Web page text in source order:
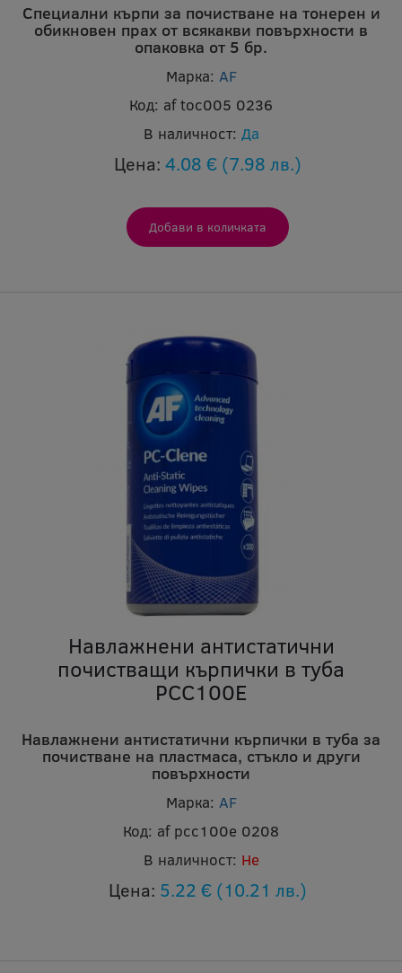
Специални кърпи за почистване на тонерен и
обикновен прах от всякакви повърхности в
опаковка от 5 бр.
Марка: AF
Код: af toc005 0236
В наличност: Да
Цена: 4.08 € (7.98 лв.)
Навлажнени антистатични
почистващи кърпички в туба
PCC100E
Навлажнени антистатични кърпички в туба за
почистване на пластмаса, стъкло и други
повърхности
Марка: AF
Код: af pcc100e 0208
В наличност: Не
Цена: 5.22 € (10.21 лв.)